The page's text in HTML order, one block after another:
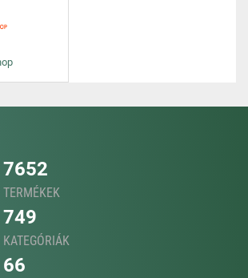
7652
TERMÉKEK
749
KATEGÓRIÁK
66